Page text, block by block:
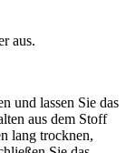
aus.
und lassen Sie das
aus dem Stoff
lang trocknen,